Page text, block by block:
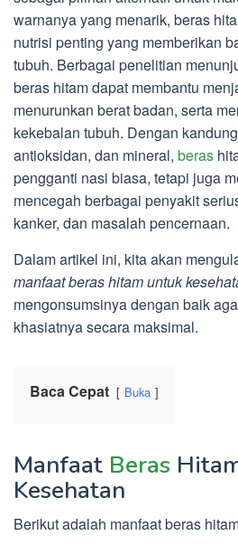
warnanya yang menarik, beras
nutrisi penting yang memberikan
tubuh. Berbagai penelitian
beras hitam dapat membantu
menurunkan berat badan, serta
kekebalan tubuh. Dengan
antioksidan, dan mineral, beras
pengganti nasi biasa, tetapi juga
mencegah berbagai penyakit
kanker, dan masalah pencernaan.
Dalam artikel ini, kita akan
manfaat beras hitam untuk
mengonsumsinya dengan baik
khasiatnya secara maksimal.
Baca Cepat Buka
Manfaat Beras
Kesehatan
Berikut adalah manfaat beras